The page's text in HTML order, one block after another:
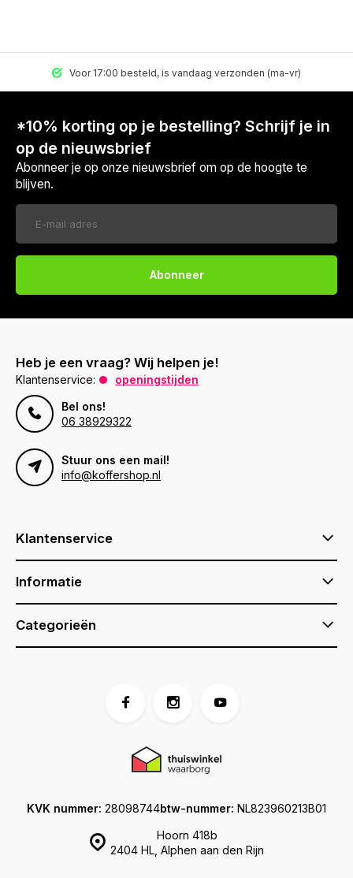
Voor 17:00 besteld, is vandaag verzonden (ma-vr)
*10% korting op je bestelling? Schrijf je in
op de nieuwsbrief
Abonneer je op onze nieuwsbrief om op de hoogte te
blijven.
Abonneer
Heb je een vraag? Wij helpen je!
Klantenservice:
openingstijden
Bel ons!
06 38929322
Stuur ons een mail!
info@koffershop.nl
Klantenservice
Informatie
Categorieën
Hoorn 418b
2404 HL, Alphen aan den Rijn
KVK nummer: 28098744btw-nummer: NL823960213B01